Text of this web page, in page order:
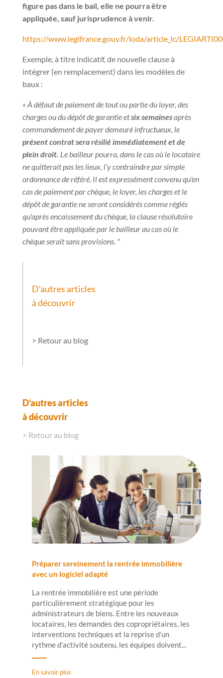
figure pas dans le bail, elle ne pourra être
appliquée, sauf jurisprudence à venir.
https://www.legifrance.gouv.fr/loda/article_lc/
Exemple, à titre indicatif, de nouvelle clause à
intégrer (en remplacement) dans les modèles de
baux :
« À défaut de paiement de tout ou partie du loyer, des
charges ou du dépôt de garantie etsix semainesaprès
commandement de payer demeuré infructueux, le
présent contrat sera résilié immédiatement et de
plein droit. Le bailleur pourra, dans le cas où le locataire
ne quitterait pas les lieux, l’y contraindre par simple
ordonnance de référé. Il est expressément convenu qu'en
cas de paiement par chèque, le loyer, les charges et le
dépôt de garantie ne seront considérés comme réglés
qu'après encaissement du chèque, la clause résolutoire
pouvant être appliquée par le bailleur au cas où le
chèque serait sans provisions. "
D’autres articles
à découvrir
> Retour au blog
D’autres articles
à découvrir
> Retour au blog
Préparer sereinement la rentrée immobilière
avec un logiciel adapté
La rentrée immobilière est une période
particulièrement stratégique pour les
administrateurs de biens. Entre les nouveaux
locataires, les demandes des copropriétaires, les
interventions techniques et la reprise d’un
rythme d’activité soutenu, les équipes doivent...
En savoir plus